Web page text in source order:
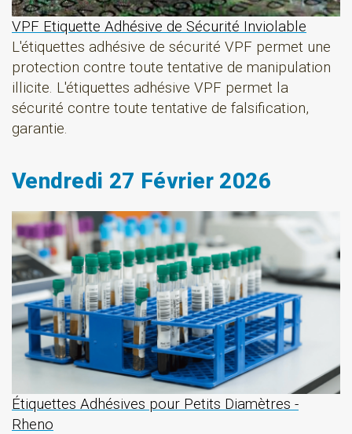
VPF Etiquette Adhésive de Sécurité Inviolable
L'étiquettes adhésive de sécurité VPF permet une
protection contre toute tentative de manipulation
illicite. L'étiquettes adhésive VPF permet la
sécurité contre toute tentative de falsification,
garantie.
Vendredi 27 Février 2026
Étiquettes Adhésives pour Petits Diamètres -
Rheno